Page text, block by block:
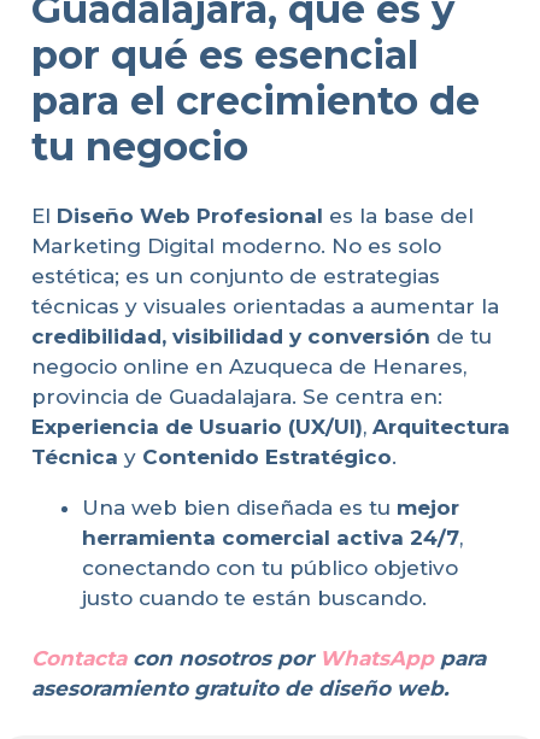
por qué es esencial
para el crecimiento de
tu negocio
El Diseño Web Profesional es la base del
Marketing Digital moderno. No es solo
estética; es un conjunto de estrategias
técnicas y visuales orientadas a aumentar la
credibilidad, visibilidad y conversión de tu
negocio online en Azuqueca de Henares,
provincia de Guadalajara. Se centra en:
Experiencia de Usuario (UX/UI), Arquitectura
Técnica y Contenido Estratégico.
Una web bien diseñada es tu mejor
herramienta comercial activa 24/7,
conectando con tu público objetivo
justo cuando te están buscando.
Contactacon nosotros por WhatsApppara
asesoramiento gratuito de diseño web.